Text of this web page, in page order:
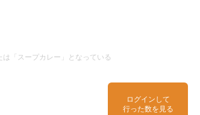
「スープカレー」となっている
ログインして
行った数を見る